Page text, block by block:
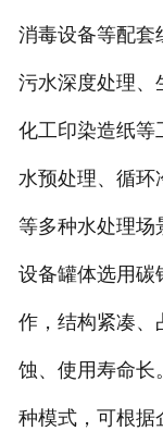
消毒设备等配套
污水深度处理、
化工印染造纸等
水预处理、循环
等多种水处理场
设备罐体选用碳
作，结构紧凑、
蚀、使用寿命长
种模式，可根据